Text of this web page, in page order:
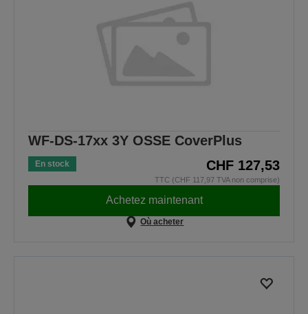
WF-DS-17xx 3Y OSSE CoverPlus
En stock CHF 127,53
TTC (CHF 117,97 TVA non comprise)
Achetez maintenant
Où acheter